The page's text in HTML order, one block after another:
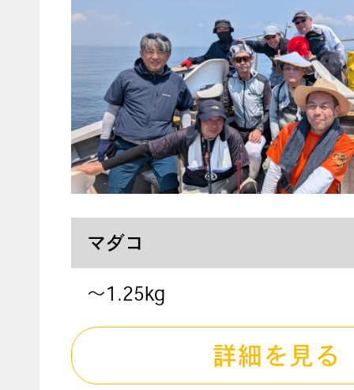
マダコ
〜1.25kg
詳細を見る